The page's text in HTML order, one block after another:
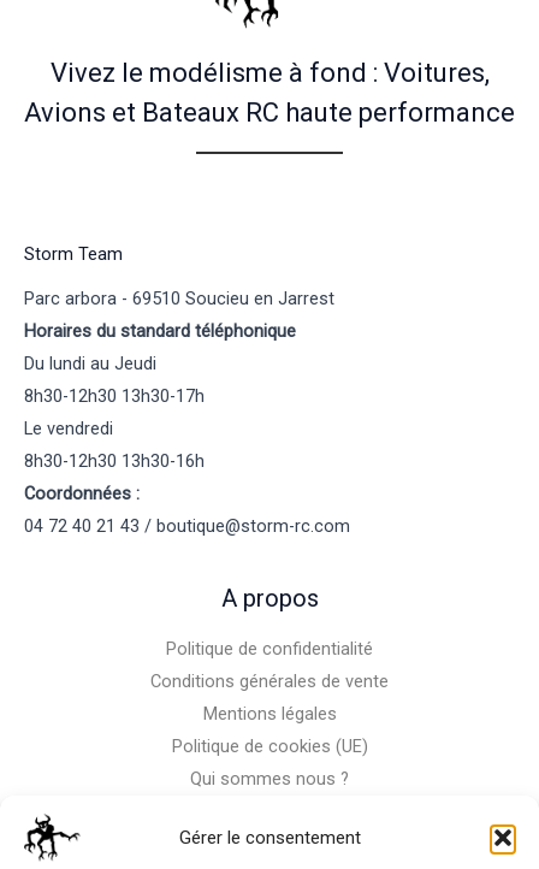
Gérer le consentement
Vivez le modélisme à fond : Voitures,
Avions et Bateaux RC haute performance
Storm Team
Parc arbora - 69510 Soucieu en Jarrest
Horaires du standard téléphonique
Du lundi au Jeudi
8h30-12h30 13h30-17h
Le vendredi
8h30-12h30 13h30-16h
Coordonnées :
04 72 40 21 43 / boutique@storm-rc.com
A propos
Politique de confidentialité
Conditions générales de vente
Mentions légales
Politique de cookies (UE)
Qui sommes nous ?